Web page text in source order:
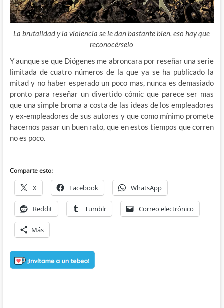
La brutalidad y la violencia se le dan bastante bien, eso hay que
reconocérselo
Y aunque se que Diógenes me abroncara por reseñar una serie
limitada de cuatro números de la que ya se ha publicado la
mitad y no haber esperado un poco mas, nunca es demasiado
pronto para reseñar un divertido cómic que parece ser mas
que una simple broma a costa de las ideas de los empleadores
y ex-empleadores de sus autores y que como mínimo promete
hacernos pasar un buen rato, que en estos tiempos que corren
no es poco.
Comparte esto:
X Facebook WhatsApp
Reddit Tumblr Correo electrónico
Más